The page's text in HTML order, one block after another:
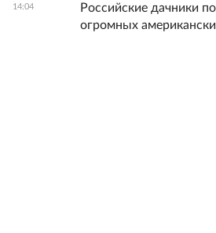
14:04
Российские дачники
огромных